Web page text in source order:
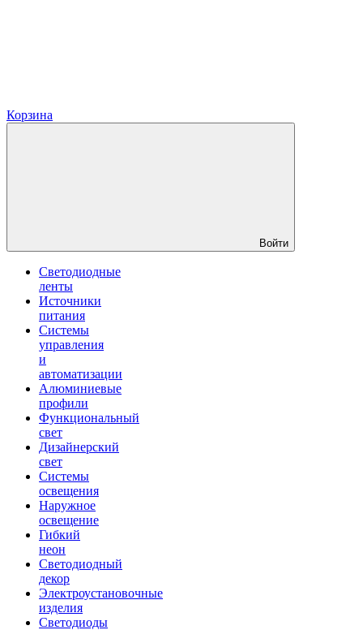
Корзина
Войти
Светодиодные
ленты
Источники
питания
Системы
управления
и
автоматизации
Алюминиевые
профили
Функциональный
свет
Дизайнерский
свет
Системы
освещения
Наружное
освещение
Гибкий
неон
Светодиодный
декор
Электроустановочные
изделия
Светодиоды